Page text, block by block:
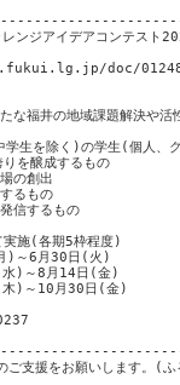
ンジアイデアコンテスト
doc/
な福井の地域課題解決や活
を除く)の学生(個人、
を醸成するもの
創出
もの
するもの
施(各期5枠程度)
6月30日(火)
8月14日(金)
)～10月30日(金)
支援をお願いします。(